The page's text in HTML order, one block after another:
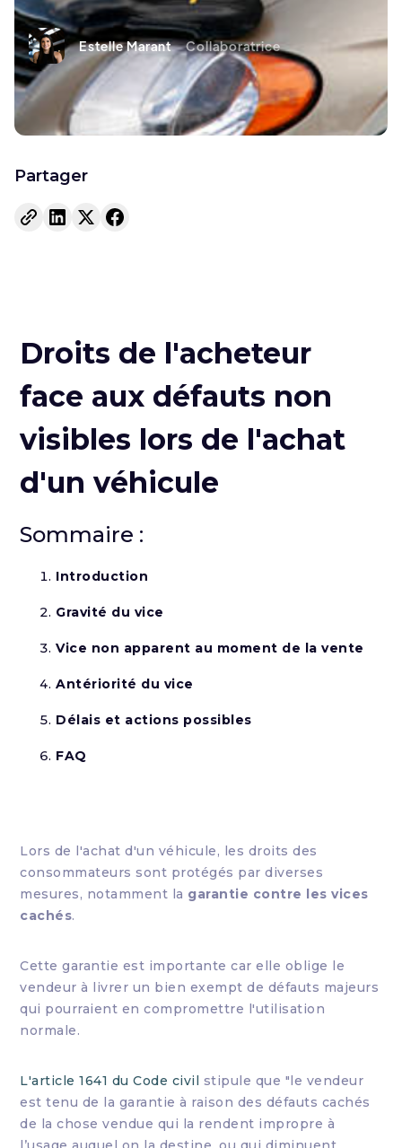
Estelle Marant Collaboratrice
Partager
Droits de l'acheteur
face aux défauts non
visibles lors de l'achat
d'un véhicule
Sommaire :
Introduction
Gravité du vice
Vice non apparent au moment de la vente
Antériorité du vice
Délais et actions possibles
FAQ
Lors de l'achat d'un véhicule, les droits des
consommateurs sont protégés par diverses
mesures, notamment la garantie contre les vices
cachés.
Cette garantie est importante car elle oblige le
vendeur à livrer un bien exempt de défauts majeurs
qui pourraient en compromettre l'utilisation
normale.
L'article 1641 du Code civil stipule que "le vendeur
est tenu de la garantie à raison des défauts cachés
de la chose vendue qui la rendent impropre à